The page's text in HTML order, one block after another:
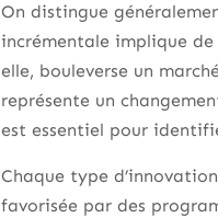
On distingue
incrémentale implique
elle, bouleverse un
représente un
est essentiel pour
Chaque type
favorisée par des